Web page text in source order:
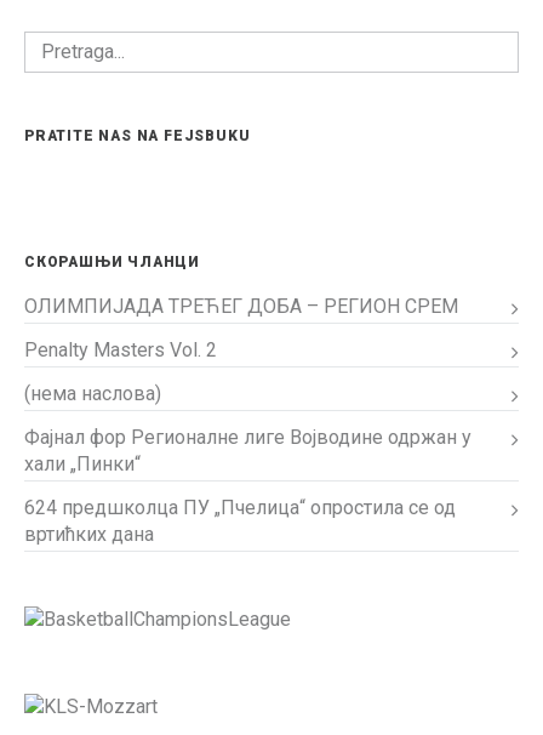
PRATITE NAS NA FEJSBUKU
СКОРАШЊИ ЧЛАНЦИ
ОЛИМПИЈАДА ТРЕЋЕГ ДОБА – РЕГИОН СРЕМ
Penalty Masters Vol. 2
(нема наслова)
Фајнал фор Регионалне лиге Војводине одржан у
хали „Пинки“
624 предшколца ПУ „Пчелица“ опростила се од
вртићких дана